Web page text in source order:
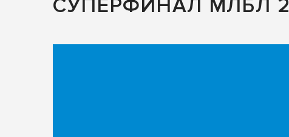
СУПЕРФИНАЛ МЛБЛ